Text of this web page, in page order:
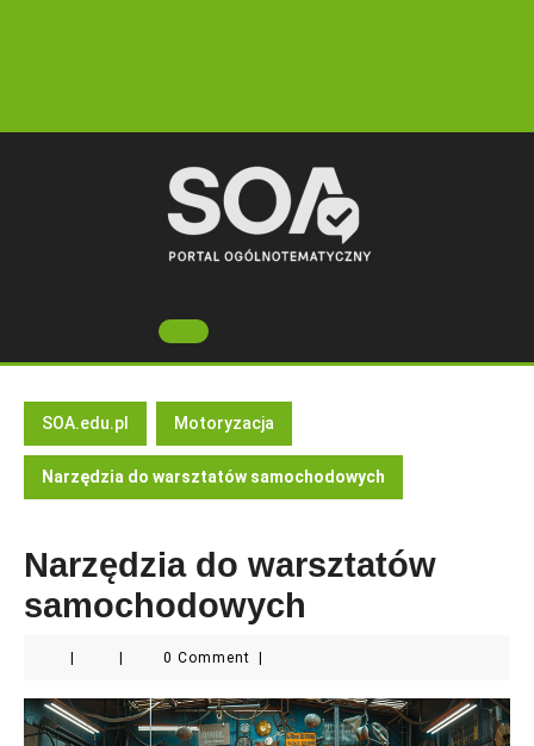
Open
Button
SOA.edu.pl Motoryzacja
Narzędzia do warsztatów samochodowych
Narzędzia do warsztatów
samochodowych
0 Comment